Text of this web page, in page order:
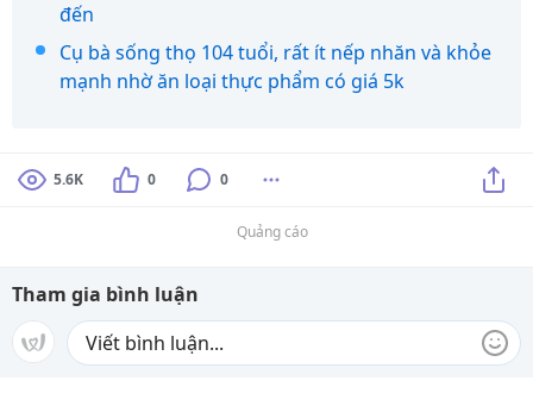
đến
Cụ bà sống thọ 104 tuổi, rất ít nếp nhăn và khỏe
mạnh nhờ ăn loại thực phẩm có giá 5k
5.6K 0 0
Quảng cáo
Tham gia bình luận